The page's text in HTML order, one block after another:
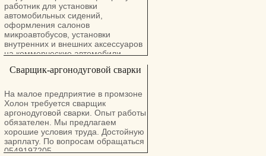
работник для установки
автомобильных сидений,
оформления салонов
микроавтобусов, установки
внутренних и внешних аксессуаров
на коммерческие автомобили .
и базовые столярно-слесарные
Офис: 04-8557387
Сварщик-аргонодуговой сварки
На малое предприятие в промзоне
Холон требуется сварщик
аргонодуговой сварки. Опыт работы
обязателен. Мы предлагаем
хорошие условия труда. Достойную
зарплату. По вопросам обращаться
0549197205